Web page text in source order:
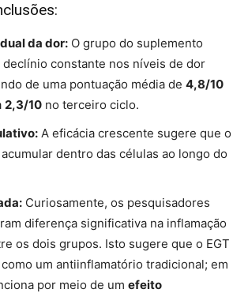
da dor: O grupo do suplemento
constante nos níveis de dor
de uma pontuação média de 4,8/10
2,3/10 no terceiro ciclo.
A eficácia crescente sugere que o
dentro das células ao longo do
Curiosamente, os pesquisadores
diferença significativa na inflamação
os dois grupos. Isto sugere que o EGT
um antiinflamatório tradicional; em
por meio de um efeito